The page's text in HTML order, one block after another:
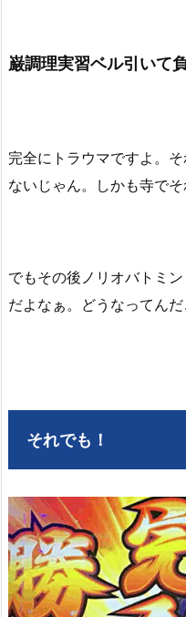
巌調理実習ベル引いて
完全にトラウマですよ。
ないじゃん。しかも寺で
でもその後ノリオバトミ
だよなぁ。どうなってんだ
それでも！